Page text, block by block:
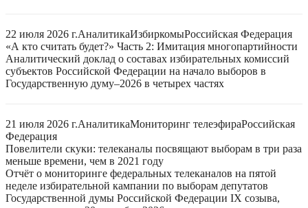
22 июля 2026 г.АналитикаИзбиркомыРоссийская Федерация
«А кто считать будет?» Часть 2: Имитация многопартийности
Аналитический доклад о составах избирательных комиссий
субъектов Российской Федерации на начало выборов в
Государственную думу–2026 в четырех частях
21 июля 2026 г.АналитикаМониторинг телеэфираРоссийская
Федерация
Повелители скуки: телеканалы посвящают выборам в три раза
меньше времени, чем в 2021 году
Отчёт о мониторинге федеральных телеканалов на пятой
неделе избирательной кампании по выборам депутатов
Государственной думы Российской Федерации IX созыва,